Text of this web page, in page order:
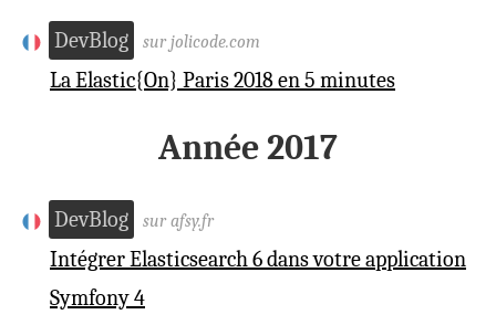
DevBlog sur jolicode.com
La Elastic{On} Paris 2018 en 5 minutes
Année 2017
DevBlog sur afsy.fr
Intégrer Elasticsearch 6 dans votre application
Symfony 4